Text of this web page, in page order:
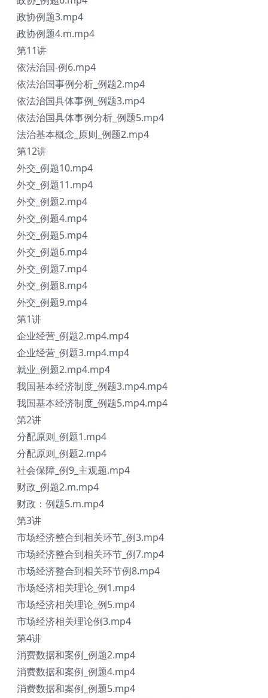
政协例题3.mp4
政协例题4.m.mp4
第11讲
依法治国-例6.mp4
依法治国事例分析_例题2.mp4
依法治国具体事例_例题3.mp4
依法治国具体事例分析_例题5.mp4
法治基本概念_原则_例题2.mp4
第12讲
外交_例题10.mp4
外交_例题11.mp4
外交_例题2.mp4
外交_例题4.mp4
外交_例题5.mp4
外交_例题6.mp4
外交_例题7.mp4
外交_例题8.mp4
外交_例题9.mp4
第1讲
企业经营_例题2.mp4.mp4
企业经营_例题3.mp4.mp4
就业_例题2.mp4.mp4
我国基本经济制度_例题3.mp4.mp4
我国基本经济制度_例题5.mp4.mp4
第2讲
分配原则_例题1.mp4
分配原则_例题2.mp4
社会保障_例9_主观题.mp4
财政_例题2.m.mp4
财政：例题5.m.mp4
第3讲
市场经济整合到相关环节_例3.mp4
市场经济整合到相关环节_例7.mp4
市场经济整合到相关环节例8.mp4
市场经济相关理论_例1.mp4
市场经济相关理论_例5.mp4
市场经济相关理论例3.mp4
第4讲
消费数据和案例_例题2.mp4
消费数据和案例_例题4.mp4
消费数据和案例_例题5.mp4